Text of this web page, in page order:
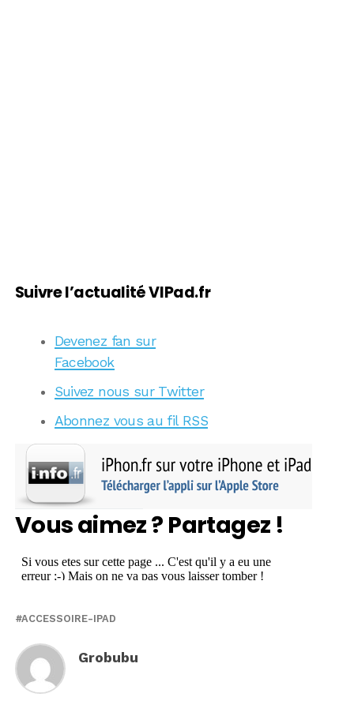
Suivre l’actualité VIPad.fr
Devenez fan sur
Facebook
Suivez nous sur Twitter
Abonnez vous au fil RSS
Vous aimez ? Partagez !
ACCESSOIRE-IPAD
Grobubu